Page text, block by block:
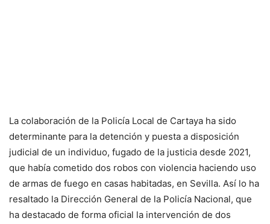
La colaboración de la Policía Local de Cartaya ha sido
determinante para la detención y puesta a disposición
judicial de un individuo, fugado de la justicia desde 2021,
que había cometido dos robos con violencia haciendo uso
de armas de fuego en casas habitadas, en Sevilla. Así lo ha
resaltado la Dirección General de la Policía Nacional, que
ha destacado de forma oficial la intervención de dos